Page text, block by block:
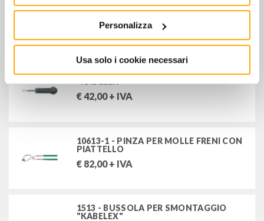
Personalizza
Usa solo i cookie necessari
1577 - UTENSILE DI SBLOCCAGGIO
"KABELEX"
84,00+ IVA
1552 - UTENSILE DI SBLOCCAGGIO
"KABELEX"
€42,00+ IVA
10613-1 - PINZA PER MOLLE FRENI CON
PIATTELLO
€ 82,00+ IVA
1513 - BUSSOLA PER SMONTAGGIO
"KABELEX"